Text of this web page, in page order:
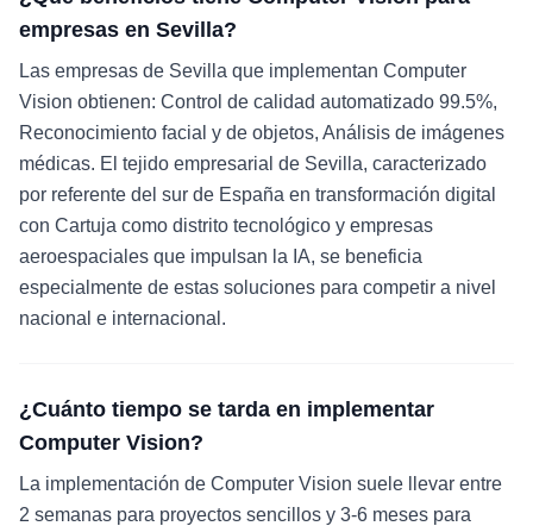
empresas en Sevilla?
Las empresas de Sevilla que implementan Computer
Vision obtienen: Control de calidad automatizado 99.5%,
Reconocimiento facial y de objetos, Análisis de imágenes
médicas. El tejido empresarial de Sevilla, caracterizado
por referente del sur de España en transformación digital
con Cartuja como distrito tecnológico y empresas
aeroespaciales que impulsan la IA, se beneficia
especialmente de estas soluciones para competir a nivel
nacional e internacional.
¿Cuánto tiempo se tarda en implementar
Computer Vision?
La implementación de Computer Vision suele llevar entre
2 semanas para proyectos sencillos y 3-6 meses para